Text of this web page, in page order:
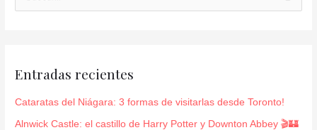
a
Entradas recientes
Cataratas del Niágara: 3 formas de visitarlas desde Toronto!
Alnwick Castle: el castillo de Harry Potter y Downton Abbey 🎬🏰